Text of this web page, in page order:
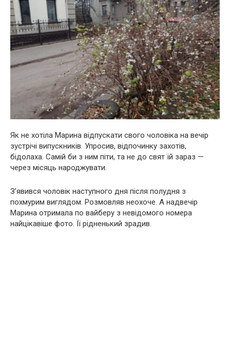
Як не хотіла Марина відпускати свого чоловіка на вечір
зустрічі випускників. Упросив, відпочинку захотів,
бідолаха. Самій би з ним піти, та не до свят їй зараз —
через місяць народжувати.
З’явився чоловік наступного дня після полудня з
похмурим виглядом. Розмовляв неохоче. А надвечір
Марина отримала по вайберу з невідомого номера
найцікавіше фото. Її рідненький зрадив.